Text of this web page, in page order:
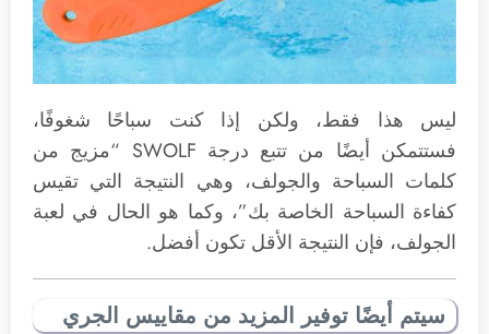
ليس هذا فقط، ولكن إذا كنت سباحًا شغوفًا،
فستتمكن أيضًا من تتبع درجة SWOLF “مزيج من
كلمات السباحة والجولف، وهي النتيجة التي تقيس
كفاءة السباحة الخاصة بك”، وكما هو الحال في لعبة
الجولف، فإن النتيجة الأقل تكون أفضل.
سيتم أيضًا توفير المزيد من مقاييس الجري